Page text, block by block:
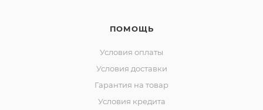
ПОМОЩЬ
Условия оплаты
Условия доставки
Гарантия на товар
Условия кредита